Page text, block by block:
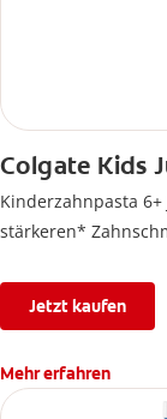
Colgate Kids
Kinderzahnpasta
stärkeren*
Jetzt kaufen
Mehr erfahren